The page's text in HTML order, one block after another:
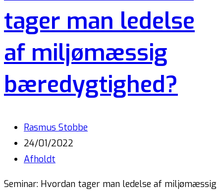
tager man ledelse
af miljømæssig
bæredygtighed?
Rasmus Stobbe
24/01/2022
Afholdt
Seminar: Hvordan tager man ledelse af miljømæssig